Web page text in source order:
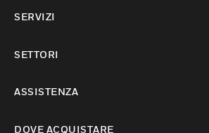
SERVIZI
SETTORI
ASSISTENZA
DOVE ACQUISTARE